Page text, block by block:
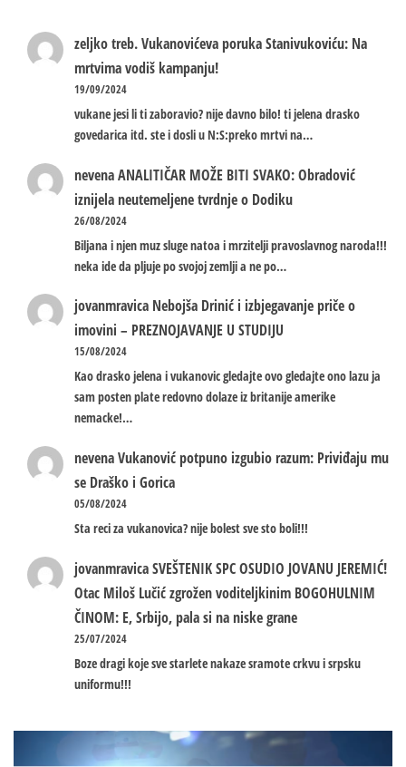
zeljko treb.Vukanovićeva poruka Stanivukoviću: Na
mrtvima vodiš kampanju!
19/09/2024
vukane jesi li ti zaboravio? nije davno bilo! ti jelena drasko
govedarica itd. ste i dosli u N:S:preko mrtvi na…
nevenaANALITIČAR MOŽE BITI SVAKO: Obradović
iznijela neutemeljene tvrdnje o Dodiku
26/08/2024
Biljana i njen muz sluge natoa i mrzitelji pravoslavnog naroda!!!
neka ide da pljuje po svojoj zemlji a ne po…
jovanmravica Nebojša Drinić i izbjegavanje priče o
imovini – PREZNOJAVANJE U STUDIJU
15/08/2024
Kao drasko jelena i vukanovic gledajte ovo gledajte ono lazu ja
sam posten plate redovno dolaze iz britanije amerike
nemacke!…
nevenaVukanović potpuno izgubio razum: Priviđaju mu
se Draško i Gorica
05/08/2024
Sta reci za vukanovica? nije bolest sve sto boli!!!
jovanmravicaSVEŠTENIK SPC OSUDIO JOVANU JEREMIĆ!
Otac Miloš Lučić zgrožen voditeljkinim BOGOHULNIM
ČINOM: E, Srbijo, pala si na niske grane
25/07/2024
Boze dragi koje sve starlete nakaze sramote crkvu i srpsku
uniformu!!!